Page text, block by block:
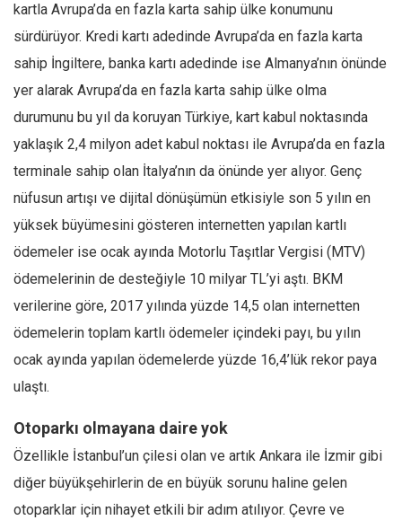
kartla Avrupa’da en fazla karta sahip ülke konumunu
sürdürüyor. Kredi kartı adedinde Avrupa’da en fazla karta
sahip İngiltere, banka kartı adedinde ise Almanya’nın önünde
yer alarak Avrupa’da en fazla karta sahip ülke olma
durumunu bu yıl da koruyan Türkiye, kart kabul noktasında
yaklaşık 2,4 milyon adet kabul noktası ile Avrupa’da en fazla
terminale sahip olan İtalya’nın da önünde yer alıyor. Genç
nüfusun artışı ve dijital dönüşümün etkisiyle son 5 yılın en
yüksek büyümesini gösteren internetten yapılan kartlı
ödemeler ise ocak ayında Motorlu Taşıtlar Vergisi (MTV)
ödemelerinin de desteğiyle 10 milyar TL’yi aştı. BKM
verilerine göre, 2017 yılında yüzde 14,5 olan internetten
ödemelerin toplam kartlı ödemeler içindeki payı, bu yılın
ocak ayında yapılan ödemelerde yüzde 16,4’lük rekor paya
ulaştı.
Otoparkı olmayana daire yok
Özellikle İstanbul’un çilesi olan ve artık Ankara ile İzmir gibi
diğer büyükşehirlerin de en büyük sorunu haline gelen
otoparklar için nihayet etkili bir adım atılıyor. Çevre ve